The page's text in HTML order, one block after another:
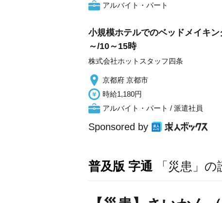
アルバイト・パート
小規模ホテルでのベッドメイキ
～/10～15時
株式会社ホットスタッフ四条
京都府 京都市
時給1,180円
アルバイト・パート / 派遣社員
Sponsored by
普及版 字通 「災患」